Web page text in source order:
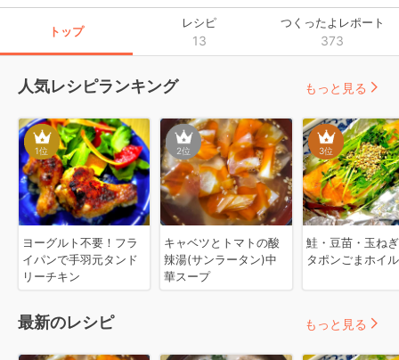
トップ
レシピ
13
つくったよレポート
373
人気レシピランキング
1位
ヨーグルト不要！フラ
イパンで手羽元タンド
リーチキン
2位
キャベツとトマトの酸
辣湯(サンラータン)中
華スープ
3位
鮭・豆苗・玉ね
タポンごまホイ
もっと見る
最新のレシピ もっと見る